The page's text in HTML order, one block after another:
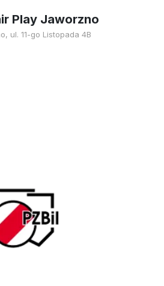
Play Jaworzno
ul. 11-go Listopada 4B